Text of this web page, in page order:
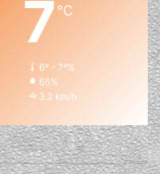
7 ℃
6º - 7º%
65%
3.2 km/h